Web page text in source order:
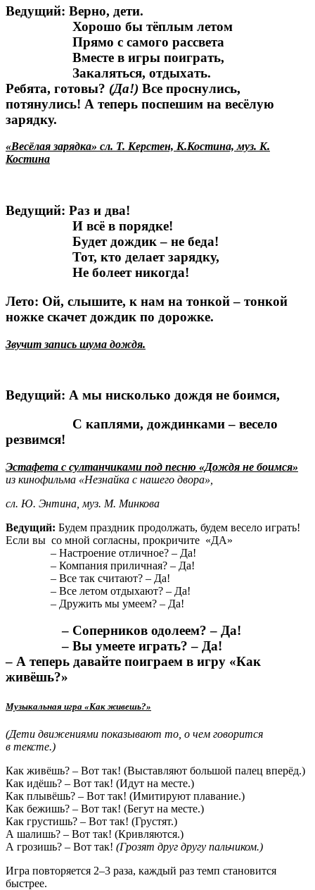
Ведущий: Верно, дети.
Хорошо бы тёплым летом
Прямо с самого рассвета
Вместе в игры поиграть,
Закаляться, отдыхать.
Ребята, готовы? (Да!) Все проснулись,
потянулись! А теперь поспешим на весёлую
зарядку.
«Весёлая зарядка» сл. Т. Керстен, К.Костина, муз. К.
Костина
Ведущий: Раз и два!
И всё в порядке!
Будет дождик – не беда!
Тот, кто делает зарядку,
Не болеет никогда!
Лето: Ой, слышите, к нам на тонкой – тонкой
ножке скачет дождик по дорожке.
Звучит запись шума дождя.
Ведущий: А мы нисколько дождя не боимся,
С каплями, дождинками – весело
резвимся!
Эстафета с султанчиками под песню «Дождя не боимся»
из кинофильма «Незнайка с нашего двора»,
сл. Ю. Энтина, муз. М. Минкова
Ведущий: Будем праздник продолжать, будем весело играть!
Если вы со мной согласны, прокричите «ДА»
– Настроение отличное? – Да!
– Компания приличная? – Да!
– Все так считают? – Да!
– Все летом отдыхают? – Да!
– Дружить мы умеем? – Да!
– Соперников одолеем? – Да!
– Вы умеете играть? – Да!
– А теперь давайте поиграем в игру «Как
живёшь?»
Музыкальная игра «Как живешь?»
(Дети движениями показывают то, о чем говорится
в тексте.)
Как живёшь? – Вот так! (Выставляют большой палец вперёд.)
Как идёшь? – Вот так! (Идут на месте.)
Как плывёшь? – Вот так! (Имитируют плавание.)
Как бежишь? – Вот так! (Бегут на месте.)
Как грустишь? – Вот так! (Грустят.)
А шалишь? – Вот так! (Кривляются.)
А грозишь? – Вот так! (Грозят друг другу пальчиком.)
Игра повторяется 2–3 раза, каждый раз темп становится
быстрее.